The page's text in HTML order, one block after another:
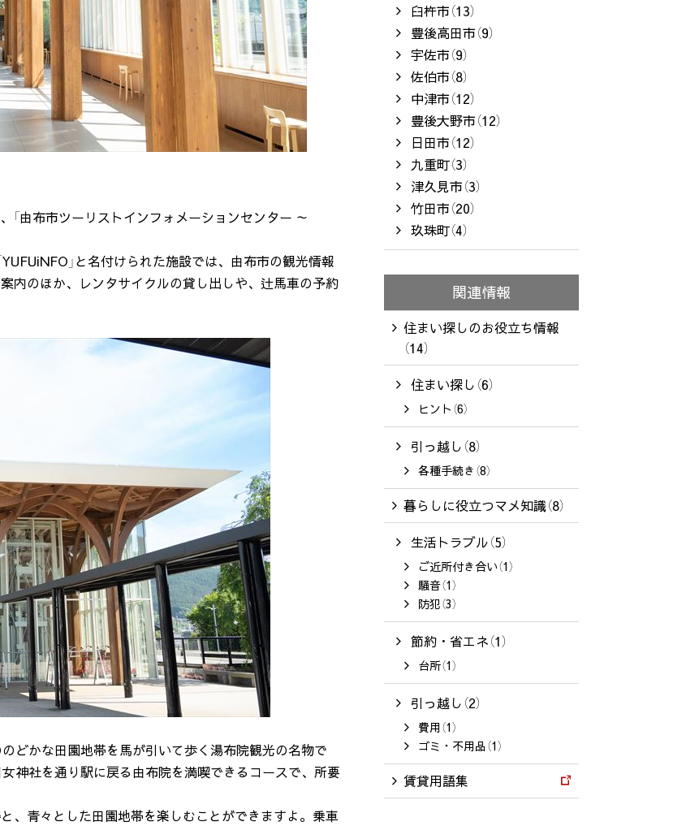
由布市ツーリストインフォメーションセンター ～
YUFUiNFO」と名付けられた施設では、由布市の観光情報
内のほか、レンタサイクルの貸し出しや、辻馬車の予約
どかな田園地帯を馬が引いて歩く湯布院観光の名物で
神社を通り駅に戻る由布院を満喫できるコースで、所要
、青々とした田園地帯を楽しむことができますよ。乗車
臼杵市（13）
豊後高田市（9）
宇佐市（9）
佐伯市（8）
中津市（12）
豊後大野市（12）
日田市（12）
九重町（3）
津久見市（3）
竹田市（20）
玖珠町（4）
関連情報
住まい探しのお役立ち情報
（14）
住まい探し（6）
ヒント（6）
引っ越し（8）
各種手続き（8）
暮らしに役立つマメ知識（8）
生活トラブル（5）
ご近所付き合い（1）
騒音（1）
防犯（3）
節約・省エネ（1）
台所（1）
引っ越し（2）
費用（1）
ゴミ・不用品（1）
賃貸用語集